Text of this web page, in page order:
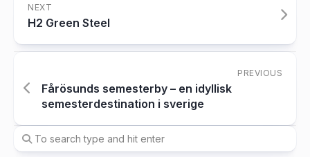
NEXT
H2 Green Steel
PREVIOUS
Fårösunds semesterby – en idyllisk
semesterdestination i sverige